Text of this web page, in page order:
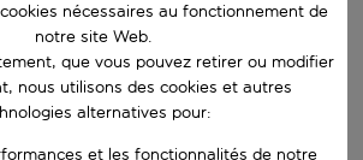
pour la saisie automatique. Lorsque les
destination
dates
nécessaires au fonctionnement de
notre site Web.
que vous pouvez retirer ou modifier
nous utilisons des cookies et autres
alternatives pour:
et les fonctionnalités de notre